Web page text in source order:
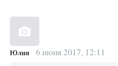
Юлия 6 июня 2017, 12:11